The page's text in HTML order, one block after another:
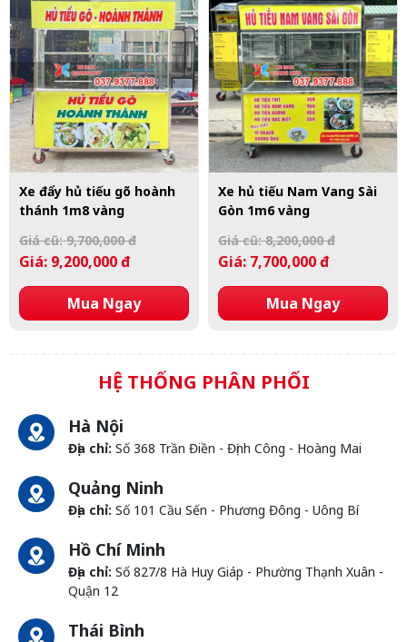
Xe đẩy hủ tiếu gõ hoành
thánh 1m8 vàng
Giá cũ: 9,700,000 đ
Giá: 9,200,000 đ
Mua Ngay
Xe hủ tiếu Nam Vang Sài
Gòn 1m6 vàng
Giá cũ: 8,200,000 đ
Giá: 7,700,000 đ
Mua Ngay
HỆ THỐNG PHÂN PHỐI
Hà Nội
Địa chỉ: Số 368 Trần Điền - Định Công - Hoàng Mai
Quảng Ninh
Địa chỉ: Số 101 Cầu Sến - Phương Đông - Uông Bí
Hồ Chí Minh
Địa chỉ: Số 827/8 Hà Huy Giáp - Phường Thạnh Xuân -
Quận 12
Thái Bình